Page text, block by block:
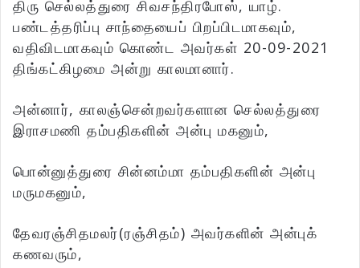
திரு செல்லத்துரை சிவசந்திரபோஸ், யாழ்.
பண்டத்தரிப்பு சாந்தையைப் பிறப்பிடமாகவும்,
வதிவிடமாகவும் கொண்ட அவர்கள் 20-09-2021
திங்கட்கிழமை அன்று காலமானார்.
அன்னார், காலஞ்சென்றவர்களான செல்லத்துரை
இராசமணி தம்பதிகளின் அன்பு மகனும்,
பொன்னுத்துரை சின்னம்மா தம்பதிகளின் அன்பு
மருமகனும்,
தேவரஞ்சிதமலர்(ரஞ்சிதம்) அவர்களின் அன்புக்
கணவரும்,